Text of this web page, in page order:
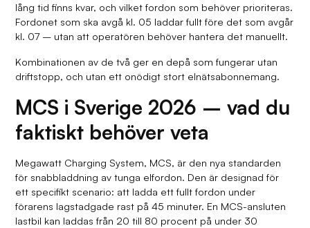
lång tid finns kvar, och vilket fordon som behöver prioriteras.
Fordonet som ska avgå kl. 05 laddar fullt före det som avgår
kl. 07 – utan att operatören behöver hantera det manuellt.
Kombinationen av de två ger en depå som fungerar utan
driftstopp, och utan ett onödigt stort elnätsabonnemang.
MCS i Sverige 2026 – vad du
faktiskt behöver veta
Megawatt Charging System, MCS, är den nya standarden
för snabbladdning av tunga elfordon. Den är designad för
ett specifikt scenario: att ladda ett fullt fordon under
förarens lagstadgade rast på 45 minuter. En MCS-ansluten
lastbil kan laddas från 20 till 80 procent på under 30